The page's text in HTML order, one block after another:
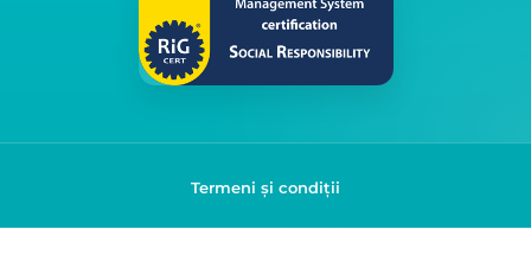
Termeni și condiții
Politica de confidențialitate